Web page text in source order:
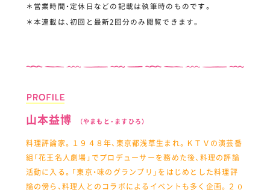
＊営業時間・定休日などの記載は執筆時のものです。
＊本連載は、初回と最新2回分のみ閲覧できます。
山本益博 （やまもと・ますひろ）
料理評論家。１９４８年、東京都浅草生まれ。ＫＴＶの演芸番
組「花王名人劇場」でプロデューサーを務めた後、料理の評論
活動に入る。「東京・味のグランプリ」をはじめとした料理評
論の傍ら、料理人とのコラボによるイベントも多く企画。２０